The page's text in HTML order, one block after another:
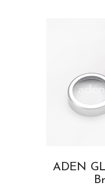
ADEN